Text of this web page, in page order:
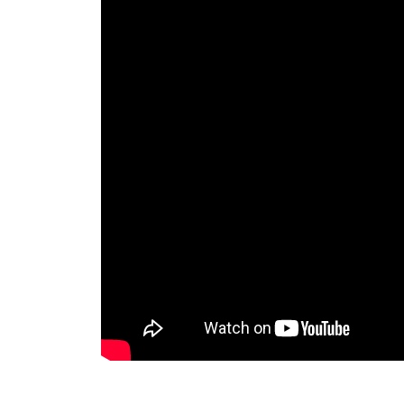
Each year, about 100 deaths occur due to
How can we prevent accidents like being